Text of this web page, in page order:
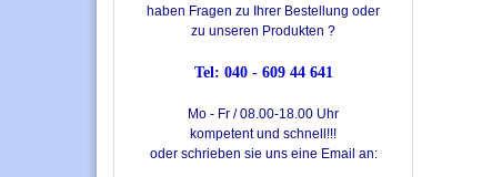
haben Fragen zu Ihrer Bestellung oder
zu unseren Produkten ?
Tel: 040 - 609 44 641
Mo - Fr / 08.00-18.00 Uhr
kompetent und schnell!!!
oder schrieben sie uns eine Email an: